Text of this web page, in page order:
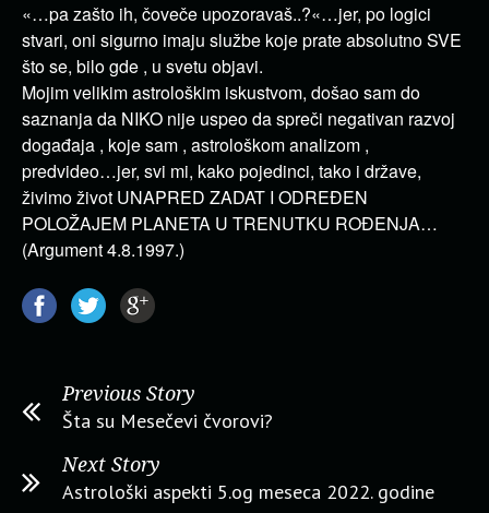
«…pa zašto ih, čoveče upozoravaš..?«…jer, po logici
stvari, oni sigurno imaju službe koje prate absolutno SVE
što se, bilo gde , u svetu objavi.
Mojim velikim astrološkim iskustvom, došao sam do
saznanja da NIKO nije uspeo da spreči negativan razvoj
događaja , koje sam , astrološkom analizom ,
predvideo…jer, svi mi, kako pojedinci, tako i države,
živimo život UNAPRED ZADAT I ODREĐEN
POLOŽAJEM PLANETA U TRENUTKU ROĐENJA…
(Argument 4.8.1997.)
Previous Story
Šta su Mesečevi čvorovi?
Next Story
Astrološki aspekti 5.og meseca 2022. godine